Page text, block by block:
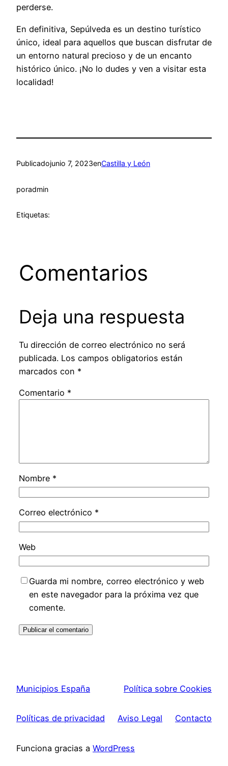
perderse.
En definitiva, Sepúlveda es un destino turístico
único, ideal para aquellos que buscan disfrutar de
un entorno natural precioso y de un encanto
histórico único. ¡No lo dudes y ven a visitar esta
localidad!
Publicadojunio 7, 2023enCastilla y León
poradmin
Etiquetas:
Comentarios
Deja una respuesta
Tu dirección de correo electrónico no será
publicada. Los campos obligatorios están
marcados con *
Comentario *
Nombre *
Correo electrónico *
Web
Guarda mi nombre, correo electrónico y web
en este navegador para la próxima vez que
comente.
Municipios España Política sobre Cookies
Políticas de privacidad Aviso Legal Contacto
Funciona gracias a WordPress